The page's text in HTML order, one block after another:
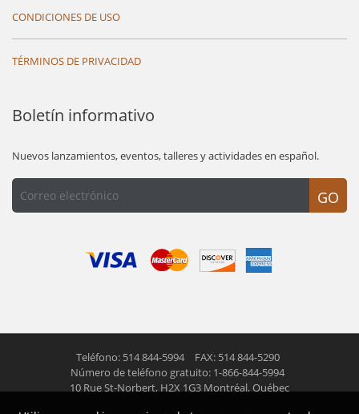
CONDICIONES DE USO
TÉRMINOS DE PRIVACIDAD
Boletín informativo
Nuevos lanzamientos, eventos, talleres y actividades en español.
GO
Teléfono: 514 844-5994
FAX: 514 844-5290
Número de teléfono gratuito: 1-866-844-5994
10 Rue St-Norbert, H2X 1G3 Montréal, Québec